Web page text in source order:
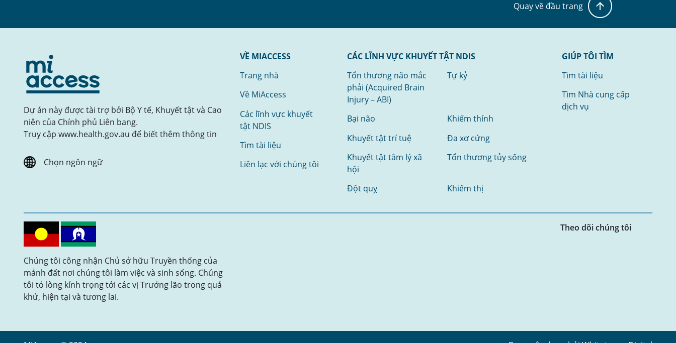
Quay về đầu trang
Dự án này được tài trợ bởi Bộ Y tế, Khuyết tật và Cao
niên của Chính phủ Liên bang.
Truy cập www.health.gov.au để biết thêm thông tin
Chọn ngôn ngữ
VỀ MIACCESS
Trang nhà
Về MiAccess
Các lĩnh vực khuyết
tật NDIS
Tìm tài liệu
Liên lạc với chúng tôi
CÁC LĨNH VỰC KHUYẾT TẬT NDIS
Tổn thương não mắc
phải (Acquired Brain
Injury – ABI)
Tự kỷ
Bại não
Khiếm thính
Khuyết tật trí tuệ
Đa xơ cứng
Khuyết tật tâm lý xã
hội
Tổn thương tủy sống
Đột quỵ Khiếm thị
GIÚP TÔI TÌM
Tìm tài liệu
Tìm Nhà cung cấp
dịch vụ
Chúng tôi công nhận Chủ sở hữu Truyền thống của
mảnh đất nơi chúng tôi làm việc và sinh sống. Chúng
tôi tỏ lòng kính trọng tới các vị Trưởng lão trong quá
khứ, hiện tại và tương lai.
Theo dõi chúng tôi